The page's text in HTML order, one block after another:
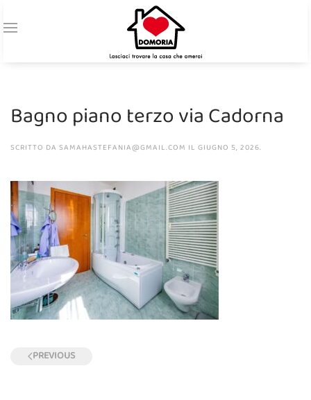
Bagno piano terzo via Cadorna
SCRITTO DA SAMAHASTEFANIA@GMAIL.COM IL GIUGNO 5, 2026.
PREVIOUS